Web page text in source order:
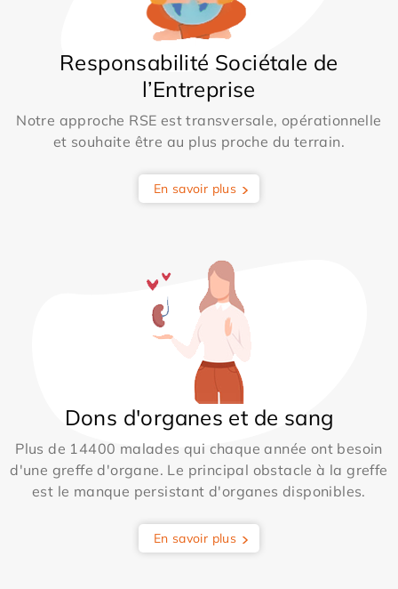
Responsabilité Sociétale de
l’Entreprise
Notre approche RSE est transversale, opérationnelle
et souhaite être au plus proche du terrain.
En savoir plus
Dons d'organes et de sang
Plus de 14400 malades qui chaque année ont besoin
d'une greffe d'organe. Le principal obstacle à la greffe
est le manque persistant d'organes disponibles.
En savoir plus